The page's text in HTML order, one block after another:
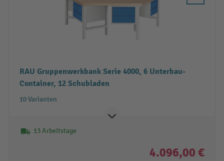
RAU Gruppenwerkbank Serie 4000, 6 Unterbau-
Container, 12 Schubladen
10 Varianten
13 Arbeitstage
4.096,00 €